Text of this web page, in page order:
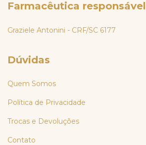
Farmacêutica responsável
Graziele Antonini - CRF/SC 6177
Dúvidas
Quem Somos
Política de Privacidade
Trocas e Devoluções
Contato